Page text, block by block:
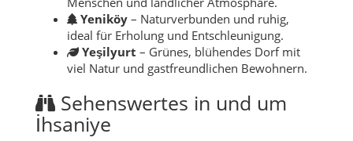
Yeniköy – Naturverbunden und ruhig,
ideal für Erholung und Entschleunigung.
Yeşilyurt – Grünes, blühendes Dorf mit
viel Natur und gastfreundlichen Bewohnern.
Sehenswertes in und um
İhsaniye